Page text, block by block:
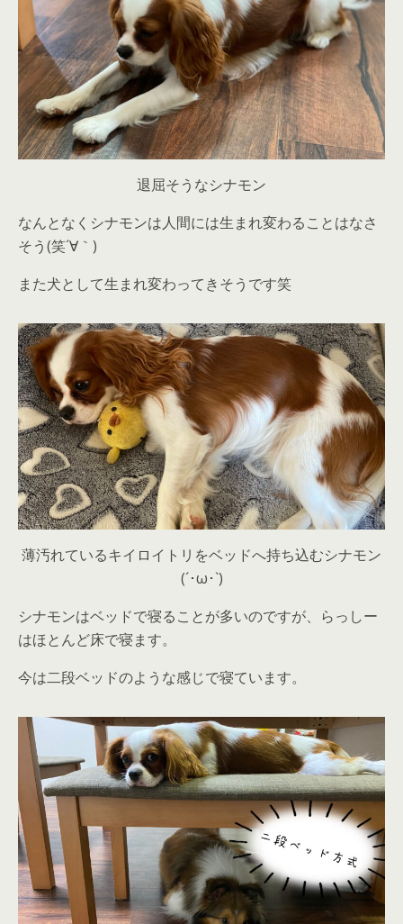
退屈そうなシナモン
なんとなくシナモンは人間には生まれ変わることはなさ
そう(笑´∀｀)
また犬として生まれ変わってきそうです笑
薄汚れているキイロイトリをベッドへ持ち込むシナモン
(´･ω･`)
シナモンはベッドで寝ることが多いのですが、らっしー
はほとんど床で寝ます。
今は二段ベッドのような感じで寝ています。